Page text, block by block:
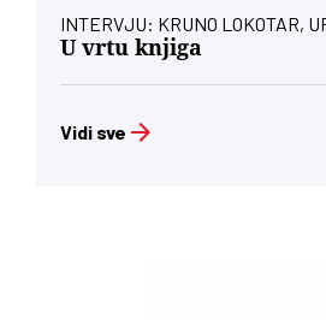
INTERVJU: KRUNO LOKOTAR,
U vrtu knjiga
Vidi sve